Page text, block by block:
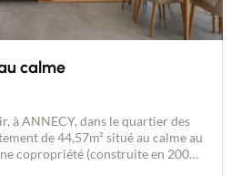
calme
à ANNECY, dans le quartier des
de 44,57m² situé au calme au
copropriété (construite en 2000)